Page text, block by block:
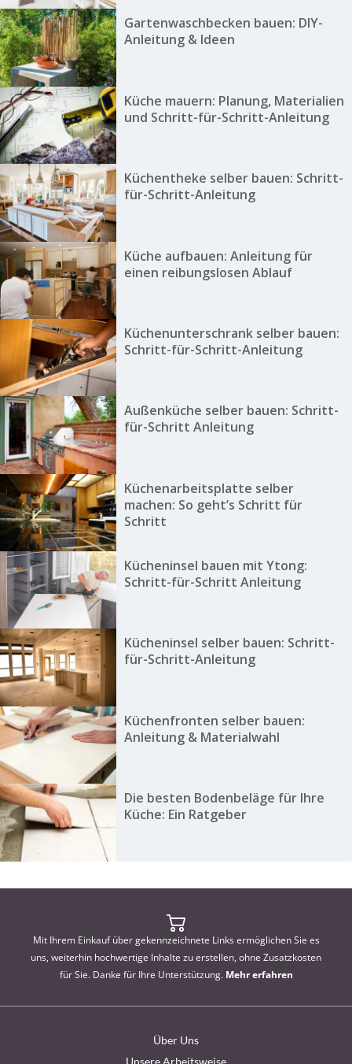
Gartenwaschbecken bauen: DIY-
Anleitung & Ideen
Küche mauern: Planung, Materialien
und Schritt-für-Schritt-Anleitung
Küchentheke selber bauen: Schritt-
für-Schritt-Anleitung
Küche aufbauen: Anleitung für
einen reibungslosen Ablauf
Küchenunterschrank selber bauen:
Schritt-für-Schritt-Anleitung
Außenküche selber bauen: Schritt-
für-Schritt Anleitung
Küchenarbeitsplatte selber
machen: So geht’s Schritt für
Schritt
Kücheninsel bauen mit Ytong:
Schritt-für-Schritt Anleitung
Kücheninsel selber bauen: Schritt-
für-Schritt-Anleitung
Küchenfronten selber bauen:
Anleitung & Materialwahl
Die besten Bodenbeläge für Ihre
Küche: Ein Ratgeber
Mit Ihrem Einkauf über gekennzeichnete Links ermöglichen Sie es
uns, weiterhin hochwertige Inhalte zu erstellen, ohne Zusatzkosten
für Sie. Danke für Ihre Unterstützung. Mehr erfahren
Über Uns
Unsere Arbeitsweise